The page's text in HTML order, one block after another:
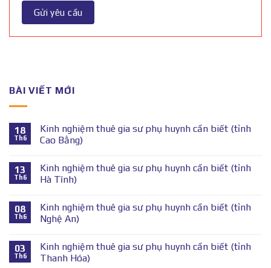
BÀI VIẾT MỚI
18
Th6
Kinh nghiệm thuê gia sư phụ huynh cần biết (tỉnh
Cao Bằng)
13
Th6
Kinh nghiệm thuê gia sư phụ huynh cần biết (tỉnh
Hà Tĩnh)
08
Th6
Kinh nghiệm thuê gia sư phụ huynh cần biết (tỉnh
Nghệ An)
03
Th6
Kinh nghiệm thuê gia sư phụ huynh cần biết (tỉnh
Thanh Hóa)